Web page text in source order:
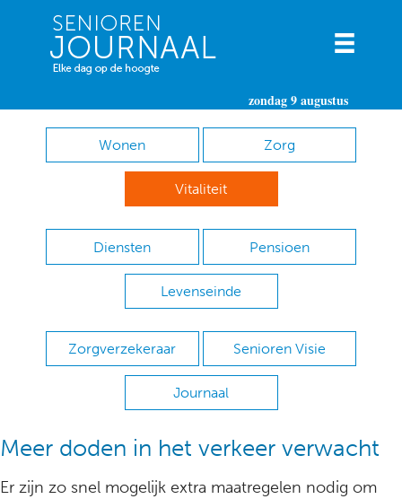
zondag 9 augustus
Wonen Zorg
Vitaliteit
Diensten Pensioen
Levenseinde
Zorgverzekeraar Senioren Visie
Journaal
Meer doden in het verkeer verwacht
Er zijn zo snel mogelijk extra maatregelen nodig om